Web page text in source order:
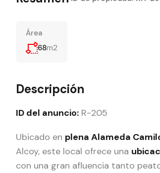
Área
68m2
Descripción
ID del anuncio: R-205
Ubicado en plena Alameda
Alcoy, este local ofrece una
con una gran afluencia tanto